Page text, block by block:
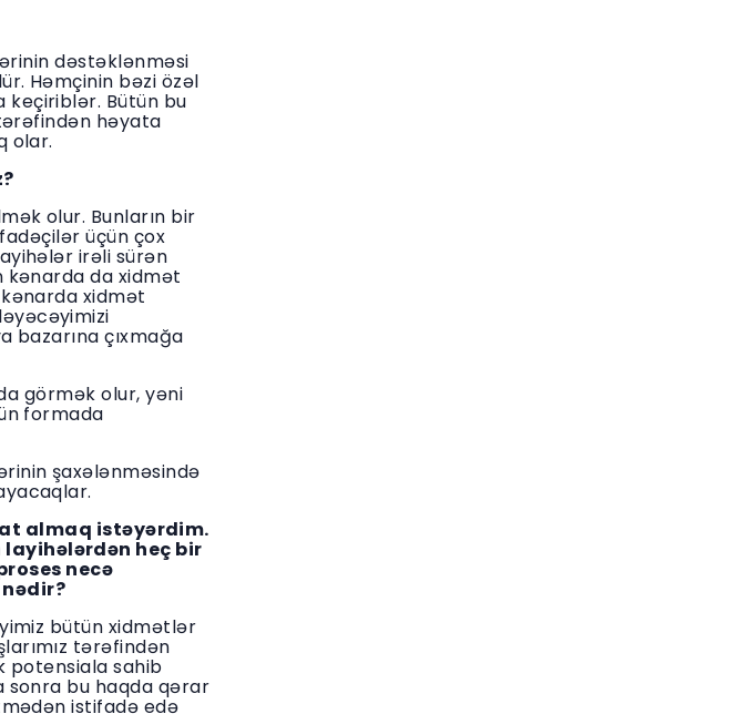
dəstəklənməsi
Həmçinin bəzi özəl
Bütün bu
həyata
olar.
olur. Bunların bir
üçün çox
irəli sürən
kənarda da xidmət
xidmət
bazarına çıxmağa
görmək olur, yəni
formada
şaxələnməsində
almaq istəyərdim.
layihələrdən heç bir
necə
bütün xidmətlər
tərəfindən
potensiala sahib
sonra bu haqda qərar
istifadə edə